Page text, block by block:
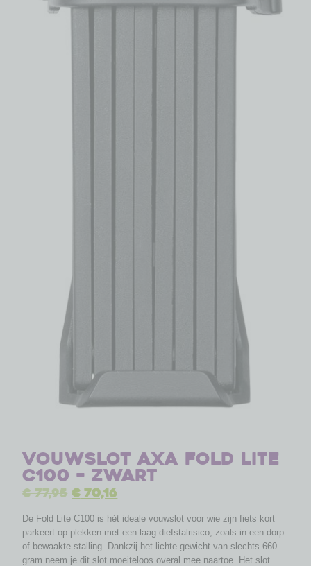
Vouwslot Axa Fold Lite
C100 – zwart
€77,95 €70,16
De Fold Lite C100 is hét ideale vouwslot voor wie zijn fiets kort
parkeert op plekken met een laag diefstalrisico, zoals in een dorp
of bewaakte stalling. Dankzij het lichte gewicht van slechts 660
gram neem je dit slot moeiteloos overal mee naartoe. Het slot